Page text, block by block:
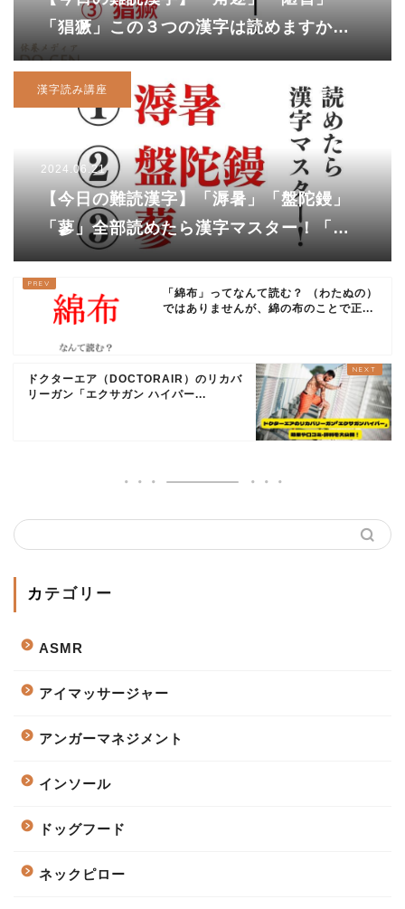
「猖獗」この３つの漢字は読めますか？
「猖獗」は新型コロナウイルスにも関係
のある言葉ですよ！
漢字読み講座
2024.06.21
【今日の難読漢字】「溽暑」「盤陀鏝」
「蓼」全部読めたら漢字マスター！「盤
陀鏝」を「まんだら」と読んだあなた
は…？
「綿布」ってなんて読む？ （わたぬの）
ではありませんが、綿の布のことで正...
ドクターエア（DOCTORAIR）のリカバ
リーガン「エクサガン ハイパー...
カテゴリー
ASMR
アイマッサージャー
アンガーマネジメント
インソール
ドッグフード
ネックピロー